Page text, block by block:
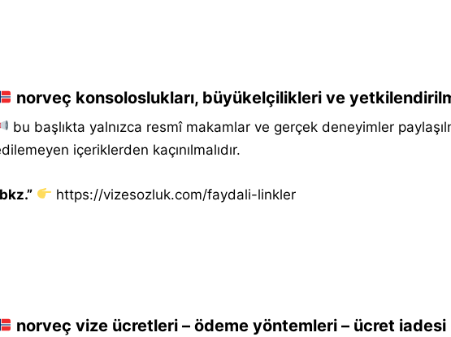
norveç konsoloslukları, büyükelçilikleri ve
bu başlıkta yalnızca resmî makamlar ve gerçek deneyimler
içeriklerden kaçınılmalıdır.
https://vizesozluk.com/faydali-linkler
norveç vize ücretleri – ödeme yöntemleri – ücret iadesi